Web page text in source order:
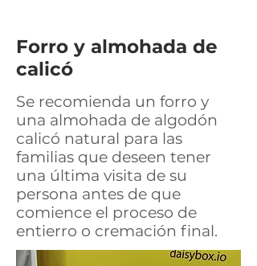
Forro y almohada de
calicó
Se recomienda un forro y
una almohada de algodón
calicó natural para las
familias que deseen tener
una última visita de su
persona antes de que
comience el proceso de
entierro o cremación final.